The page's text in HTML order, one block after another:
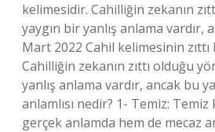
kelimesidir. Cahilliğin zekanın
yaygın bir yanlış anlama vardır,
Mart 2022 Cahil kelimesinin
Cahilliğin zekanın zıttı olduğu
yanlış anlama vardır, ancak bu
anlamlısı nedir? 1- Temiz:
gerçek anlamda hem de mecaz